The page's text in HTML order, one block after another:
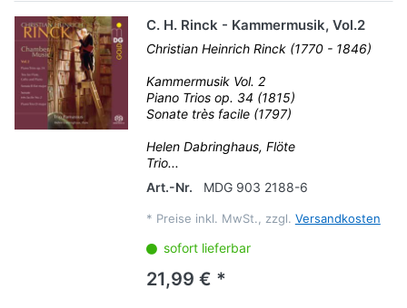
C. H. Rinck - Kammermusik, Vol.2
Christian Heinrich Rinck (1770 - 1846)
Kammermusik Vol. 2
Piano Trios op. 34 (1815)
Sonate très facile (1797)
Helen Dabringhaus, Flöte
Trio...
Art.-Nr.
MDG 903 2188-6
* Preise inkl. MwSt., zzgl. Versandkosten
sofort lieferbar
21,99 € *